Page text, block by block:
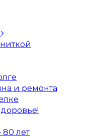
и ремонта
80 лет